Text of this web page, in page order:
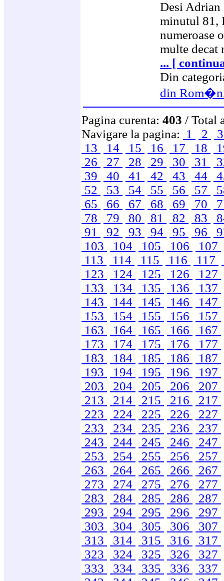
Desi Adrian
minutul 81,
numeroase
multe decat
... [
Din
din
Pagina curenta: 403 / Total
Navigare la pagina: 1 2
13
14 15 16 17 18
26
27 28 29 30 31
39
40 41 42 43 44
52
53 54 55 56 57
65
66 67 68 69 70
78
79 80 81 82 83
91
92 93 94 95 96
103
104 105 106
107
113
114 115 116 117
123
124 125 126
127
133
134 135 136
137
143
144 145 146
147
153
154 155 156
157
163
164 165 166
167
173
174 175 176
177
183
184 185 186
187
193
194 195 196
197
203
204 205 206
207
213
214 215 216
217
223
224 225 226
227
233
234 235 236
237
243
244 245 246
247
253
254 255 256
257
263
264 265 266
267
273
274 275 276
277
283
284 285 286
287
293
294 295 296
297
303
304 305 306
307
313
314 315 316
317
323
324 325 326
327
333
334 335 336
337